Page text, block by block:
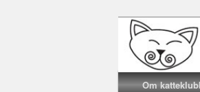
Main menu
Skip to
Skip to
Om